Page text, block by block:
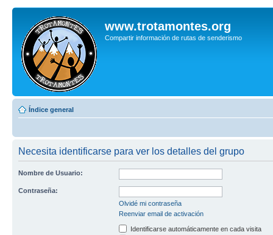
www.trotamontes.org
Compartir información de rutas de senderismo
Índice general
Necesita identificarse para ver los detalles del grupo
Nombre de Usuario:
Contraseña:
Olvidé mi contraseña
Reenviar email de activación
Identificarse automáticamente en cada visita